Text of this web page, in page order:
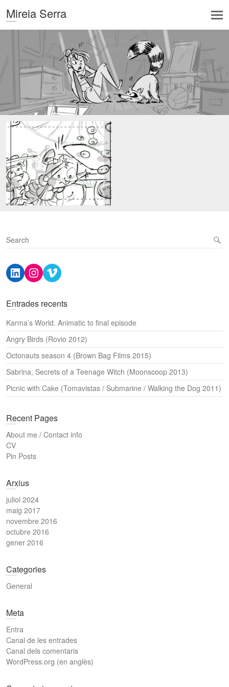
Mireia Serra
S
e
r
cLinkedIn
Instagram
Vimeo
Entrades recents
Karma’s World. Animatic to final episode
Angry Birds (Rovio 2012)
Octonauts season 4 (Brown Bag Films 2015)
Sabrina, Secrets of a Teenage Witch (Moonscoop 2013)
Picnic with Cake (Tomavistas / Submarine / Walking the Dog 2011)
Recent Pages
About me / Contact info
CV
Pin Posts
Arxius
juliol 2024
maig 2017
novembre 2016
octubre 2016
gener 2016
Categories
General
Meta
Entra
Canal de les entrades
Canal dels comentaris
WordPress.org (en anglès)